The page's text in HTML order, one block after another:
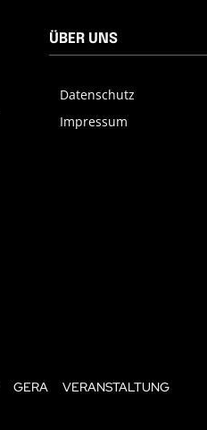
ÜBER UNS
Datenschutz
Impressum
GERA VERANSTALTUNG